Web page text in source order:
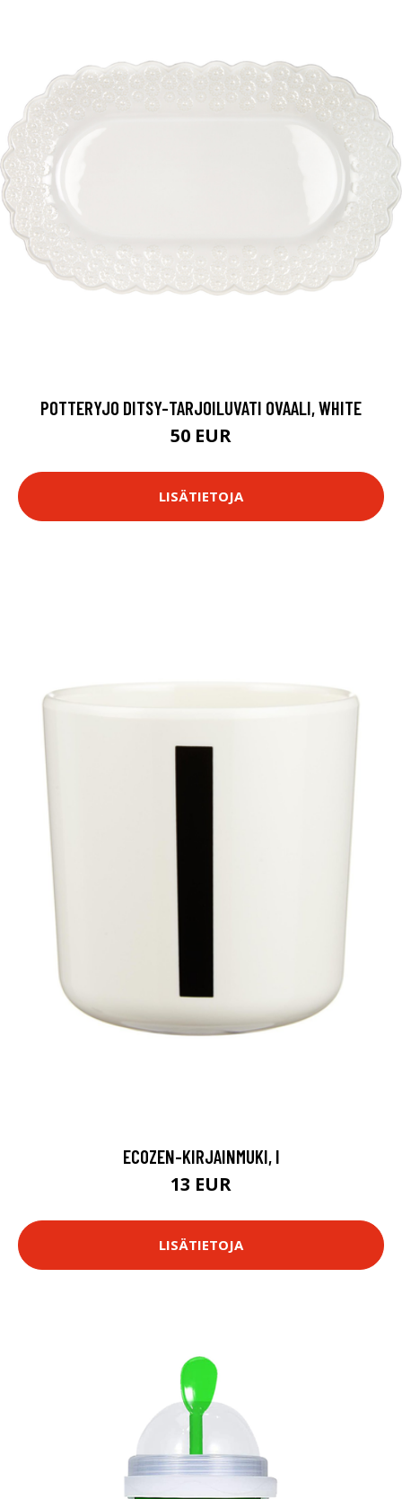
POTTERYJO DITSY-TARJOILUVATI OVAALI, WHITE
50 EUR
LISÄTIETOJA
ECOZEN-KIRJAINMUKI, I
13 EUR
LISÄTIETOJA